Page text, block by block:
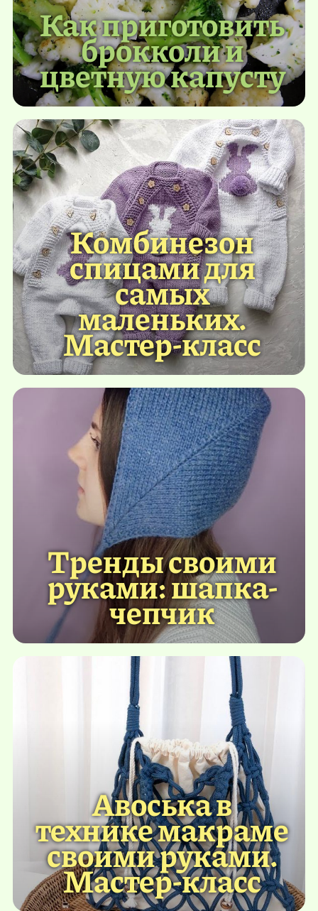
Как приготовить
брокколи и
цветную капусту
Комбинезон
спицами для
самых
маленьких.
Мастер-класс
Тренды своими
руками: шапка-
чепчик
Авоська в
технике макраме
своими руками.
Мастер-класс